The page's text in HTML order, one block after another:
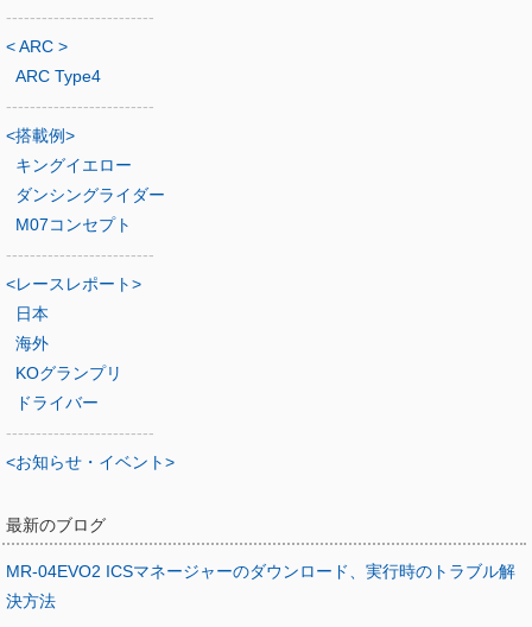
-------------------------
< ARC >
ARC Type4
-------------------------
<搭載例>
キングイエロー
ダンシングライダー
M07コンセプト
-------------------------
<レースレポート>
日本
海外
KOグランプリ
ドライバー
-------------------------
<お知らせ・イベント>
最新のブログ
MR-04EVO2 ICSマネージャーのダウンロード、実行時のトラブル解
決方法